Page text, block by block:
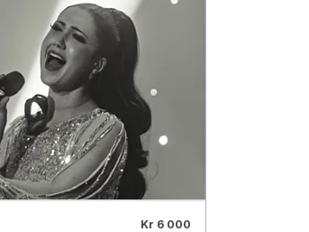
Kr 6 000